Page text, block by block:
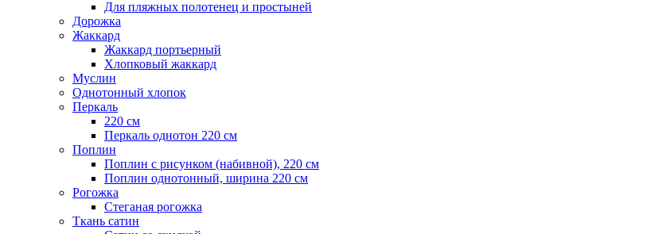
Для пляжных полотенец и простыней
Дорожка
Жаккард
Жаккард портьерный
Хлопковый жаккард
Муслин
Однотонный хлопок
Перкаль
220 см
Перкаль однотон 220 см
Поплин
Поплин с рисунком (набивной), 220 см
Поплин однотонный, ширина 220 см
Рогожка
Стеганая рогожка
Ткань сатин